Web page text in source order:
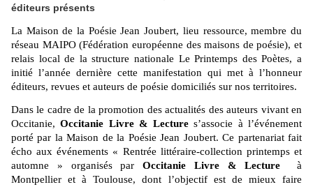
éditeurs présents
La Maison de la Poésie Jean Joubert, lieu ressource, membre du
réseau MAIPO (Fédération européenne des maisons de poésie), et
relais local de la structure nationale Le Printemps des Poètes, a
initié l’année dernière cette manifestation qui met à l’honneur
éditeurs, revues et auteurs de poésie domiciliés sur nos territoires.
Dans le cadre de la promotion des actualités des auteurs vivant en
Occitanie,Occitanie Livre & Lectures’associe à l’événement
porté par la Maison de la Poésie Jean Joubert. Ce partenariat fait
écho aux événements « Rentrée littéraire-collection printemps et
automne » organisés parOccitanie Livre & Lecture
à
Montpellier et à Toulouse, dont l’objectif est de mieux faire